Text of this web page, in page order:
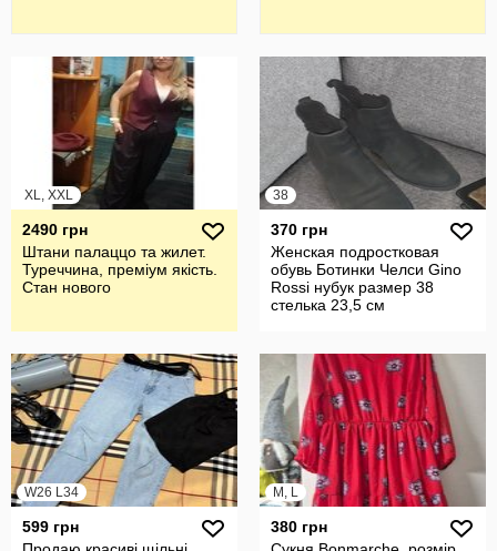
XL, XXL
2490 грн
Штани палаццо та жилет.
Туреччина, преміум якість.
Стан нового
38
370 грн
Женская подростковая
обувь Ботинки Челси Gino
Rossi нубук размер 38
стелька 23,5 см
W26 L34
599 грн
M, L
380 грн